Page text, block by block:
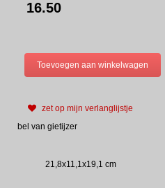
16.50
zet op mijn verlanglijstje
bel van gietijzer
21,8x11,1x19,1 cm